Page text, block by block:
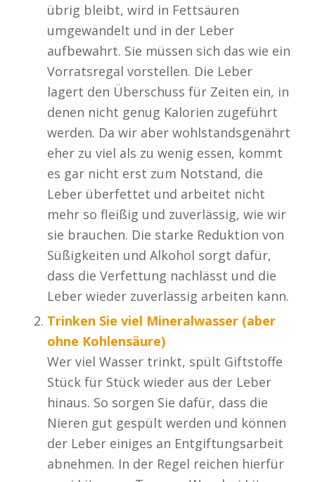
übrig bleibt, wird in Fettsäuren
umgewandelt und in der Leber
aufbewahrt. Sie müssen sich das wie ein
Vorratsregal vorstellen. Die Leber
lagert den Überschuss für Zeiten ein, in
denen nicht genug Kalorien zugeführt
werden. Da wir aber wohlstandsgenährt
eher zu viel als zu wenig essen, kommt
es gar nicht erst zum Notstand, die
Leber überfettet und arbeitet nicht
mehr so fleißig und zuverlässig, wie wir
sie brauchen. Die starke Reduktion von
Süßigkeiten und Alkohol sorgt dafür,
dass die Verfettung nachlässt und die
Leber wieder zuverlässig arbeiten kann.
Trinken Sie viel Mineralwasser (aber
ohne Kohlensäure)
Wer viel Wasser trinkt, spült Giftstoffe
Stück für Stück wieder aus der Leber
hinaus. So sorgen Sie dafür, dass die
Nieren gut gespült werden und können
der Leber einiges an Entgiftungsarbeit
abnehmen. In der Regel reichen hierfür